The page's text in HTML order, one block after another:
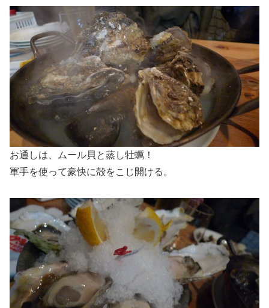
お通しは、ムール貝と蒸し牡蠣！
軍手を使って豪快に殻をこじ開ける。